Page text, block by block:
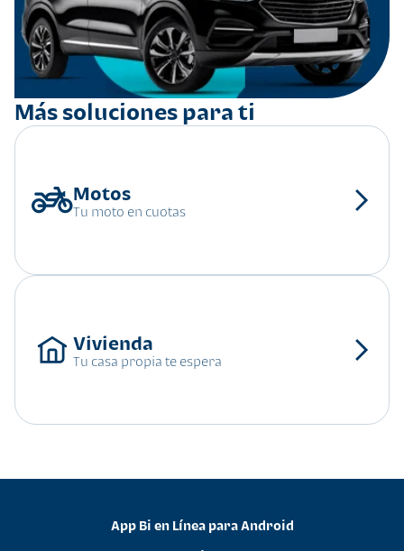
Más soluciones para ti
Tu moto en cuotas
Tu casa propia te espera
App Bi en Línea para Android